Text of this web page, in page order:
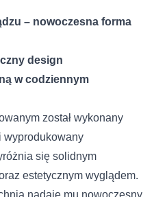
– nowoczesna forma
design
w codziennym
został wykonany
wyprodukowany
się solidnym
estetycznym wyglądem.
nadaje mu nowoczesny